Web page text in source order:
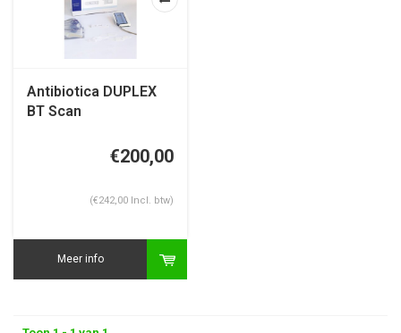
Antibiotica DUPLEX
BT Scan
€200,00
(€242,00 Incl. btw)
Meer info